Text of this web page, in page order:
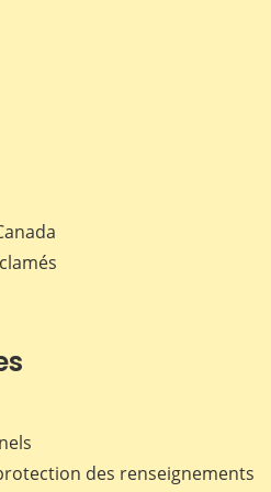
des renseignements